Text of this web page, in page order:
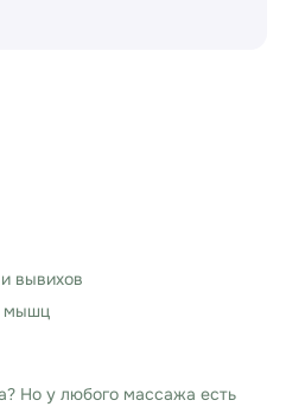
вывихов
мышц
Но у любого массажа есть